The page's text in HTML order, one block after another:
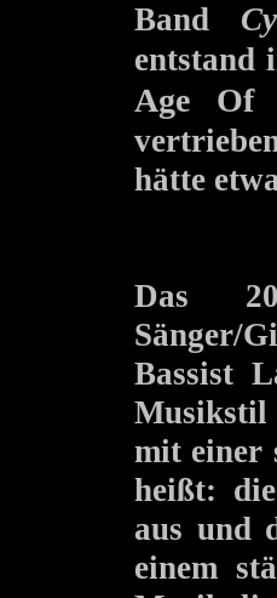
Band
Age Of
hätte
Das
Sänger/
Bassist
mit einer
heißt:
aus und
einem